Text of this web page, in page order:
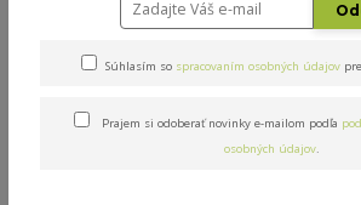
Masív BV BUK
Súhlasím so spracovaním osobných údajov
Prajem si odoberať novinky e-mailom podľa
osobných údajov.